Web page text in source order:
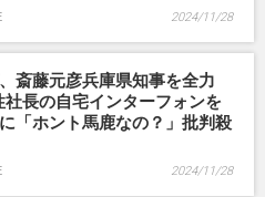
2024/11/28
斎藤元彦兵庫県知事を全力
社長の自宅インターフォンを
「ホント馬鹿なの？」批判殺
2024/11/28